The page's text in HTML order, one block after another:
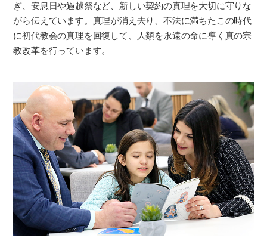
ぎ、安息日や過越祭など、新しい契約の真理を大切に守りな
がら伝えています。真理が消え去り、不法に満ちたこの時代
に初代教会の真理を回復して、人類を永遠の命に導く真の宗
教改革を行っています。